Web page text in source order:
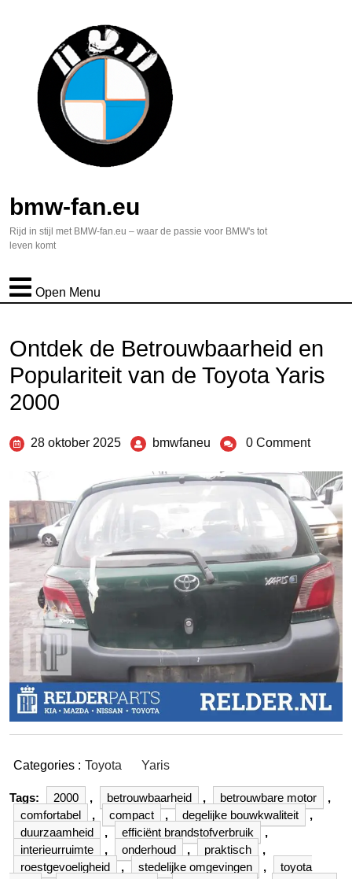
bmw-fan.eu
Rijd in stijl met BMW-fan.eu – waar de passie voor BMW's tot
leven komt
Open Menu
Ontdek de Betrouwbaarheid en
Populariteit van de Toyota Yaris
2000
28 oktober 2025 bmwfaneu 0 Comment
Categories : Toyota Yaris
Tags: 2000 , betrouwbaarheid , betrouwbare motor
,
comfortabel
, compact , degelijke bouwkwaliteit
,
duurzaamheid
, efficiënt brandstofverbruik
,
interieurruimte
, onderhoud , praktisch
,
roestgevoeligheid
, stedelijke omgevingen ,
toyota